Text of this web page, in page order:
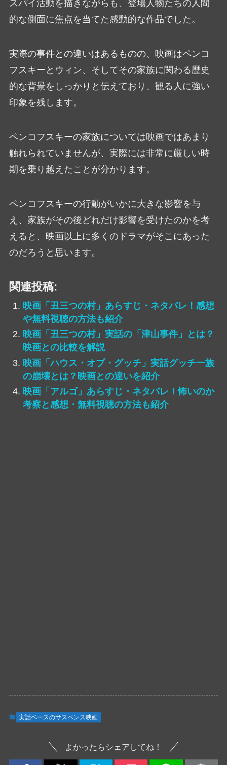
スパイ活動を描きながらも、登場人物たちの人間
的な側面に焦点を当てた感動的な作品でした。
実際の事件との違いはあるものの、映画はペンコ
フスキーとウィン、そしてその家族に関わる歴史
的な背景をしっかりと伝えており、観る人に強い
印象を残します。
ペンコフスキーの家族については映画ではあまり
触れられていませんが、実際には非常に厳しい時
期を乗り越えたことが分かります。
ペンコフスキーの行動がいかに大きな影響を与
え、家族がその後どれだけ影響を受けたのかを考
えると、映画以上に多くのドラマがそこにあった
のだろうと思います。
関連投稿:
映画「丑三つの村」あらすじ・ネタバレ！感想
や無料視聴の方法も紹介
映画「丑三つの村」実話の「津山事件」とは？
映画との比較を解説
映画「ハウス・オブ・グッチ」実話グッチ一族
の崩壊とは？映画との違いを紹介
映画「アルゴ」あらすじ・ネタバレ！怖いのか
考察と感想・無料視聴の方法も紹介
実話ベースのサスペンス映画
よかったらシェアしてね！